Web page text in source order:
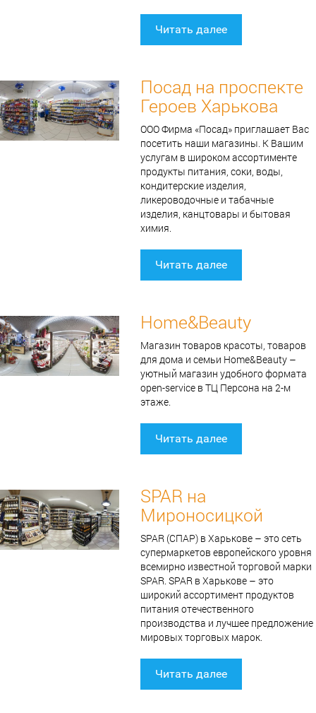
Читать далее
Посад на проспекте
Героев Харькова
ООО Фирма «Посад» приглашает Вас
посетить наши магазины. К Вашим
услугам в широком ассортименте
продукты питания, соки, воды,
кондитерские изделия,
ликероводочные и табачные
изделия, канцтовары и бытовая
химия.
Читать далее
Home&Beauty
Магазин товаров красоты, товаров
для дома и семьи Home&Beauty –
уютный магазин удобного формата
open-service в ТЦ Персона на 2-м
этаже.
Читать далее
SPAR на
Мироносицкой
SPAR (СПАР) в Харькове – это сеть
супермаркетов европейского уровня
всемирно известной торговой марки
SPAR. SPAR в Харькове – это
широкий ассортимент продуктов
питания отечественного
производства и лучшее предложение
мировых торговых марок.
Читать далее